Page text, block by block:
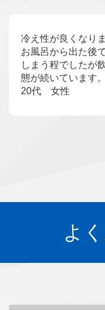
冷え性が良くなり
お風呂から出た後
しまう程でしたが
態が続いています。
20代 女性
よ